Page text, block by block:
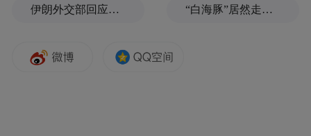
伊朗外交部回应特朗普战利品言论：美需赢得战争，再谈战利品 “白海豚”居然走出了古怪路径